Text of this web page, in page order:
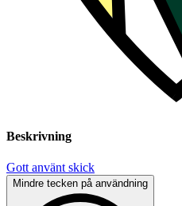
Beskrivning
Gott använt skick
Mindre tecken på användning